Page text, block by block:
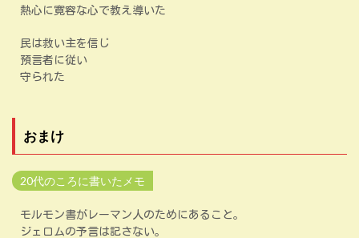
熱心に寛容な心で教え導いた
民は救い主を信じ
預言者に従い
守られた
おまけ
20代のころに書いたメモ
モルモン書がレーマン人のためにあること。
ジェロムの予言は記さない。